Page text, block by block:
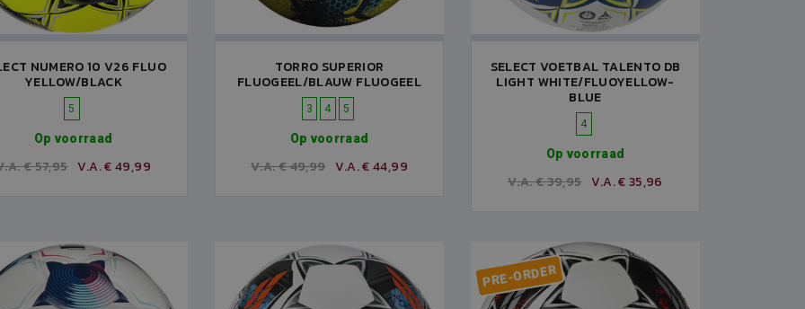
NUMERO 10 V26 FLUO
YELLOW/BLACK
5
Op voorraad
€ 57,95 V.A. € 49,99
TORRO SUPERIOR
FLUOGEEL/BLAUW FLUOGEEL
3 4 5
Op voorraad
V.A. € 49,99 V.A. € 44,99
SELECT VOETBAL TALENTO DB
LIGHT WHITE/FLUOYELLOW-
BLUE
4
Op voorraad
V.A. € 39,95 V.A. € 35,96
PRE-ORDER